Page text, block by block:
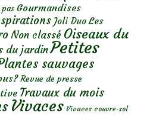
Gourmandises
Joli Duo Les
Non classé Oiseaux du
du jardinPetites
sauvages
Revue de presse
Travaux du mois
Vivaces Vivaces couvre-sol